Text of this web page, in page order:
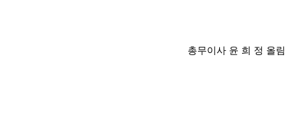
총무이사 윤 희 정 올림